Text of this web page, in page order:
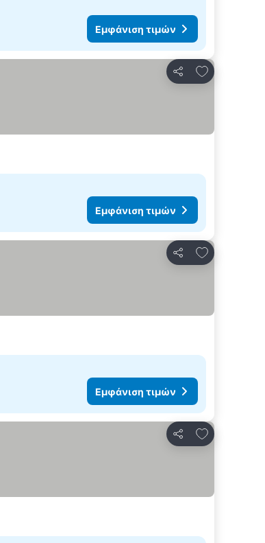
Εμφάνιση τιμών
Κοινοποίηση
Προσθήκη
Εμφάνιση τιμών
Κοινοποίηση
Προσθήκη
Εμφάνιση τιμών
Κοινοποίηση
Προσθήκη